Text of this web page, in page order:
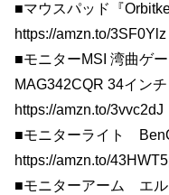
■マウスパッド『
https://amzn.to/3SF0Ylz
■モニターMSI 湾曲ゲ
MAG342CQR 34インチ
https://amzn.to/3vvc2dJ
■モニターライト
https://amzn.to/
■モニターアーム エル